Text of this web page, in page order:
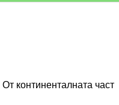
континенталната част